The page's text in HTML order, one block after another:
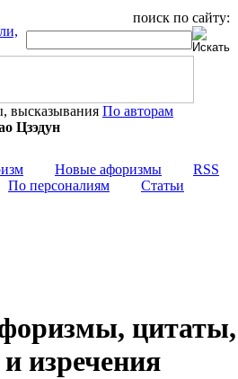
поиск по сайту:
По авторам
Новые афоризмы
RSS
По персоналиям Статьи
цитаты,
изречения